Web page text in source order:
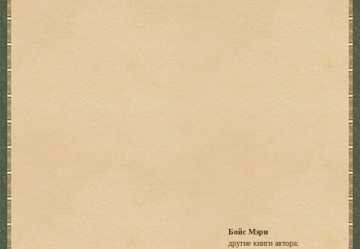
Бойс Мэри
другие книги автора: